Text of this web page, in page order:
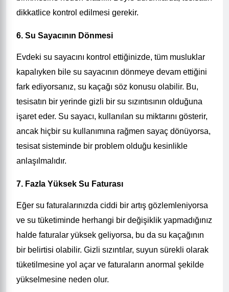
dikkatlice kontrol edilmesi gerekir.
6. Su Sayacının Dönmesi
Evdeki su sayacını kontrol ettiğinizde, tüm musluklar
kapalıyken bile su sayacının dönmeye devam ettiğini
fark ediyorsanız, su kaçağı söz konusu olabilir. Bu,
tesisatın bir yerinde gizli bir su sızıntısının olduğuna
işaret eder. Su sayacı, kullanılan su miktarını gösterir,
ancak hiçbir su kullanımına rağmen sayaç dönüyorsa,
tesisat sisteminde bir problem olduğu kesinlikle
anlaşılmalıdır.
7. Fazla Yüksek Su Faturası
Eğer su faturalarınızda ciddi bir artış gözlemleniyorsa
ve su tüketiminde herhangi bir değişiklik yapmadığınız
halde faturalar yüksek geliyorsa, bu da su kaçağının
bir belirtisi olabilir. Gizli sızıntılar, suyun sürekli olarak
tüketilmesine yol açar ve faturaların anormal şekilde
yükselmesine neden olur.